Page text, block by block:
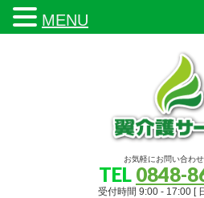
お気軽にお問い合わ
TEL 0848-
受付時間 9:00 - 17:00 [
MENU